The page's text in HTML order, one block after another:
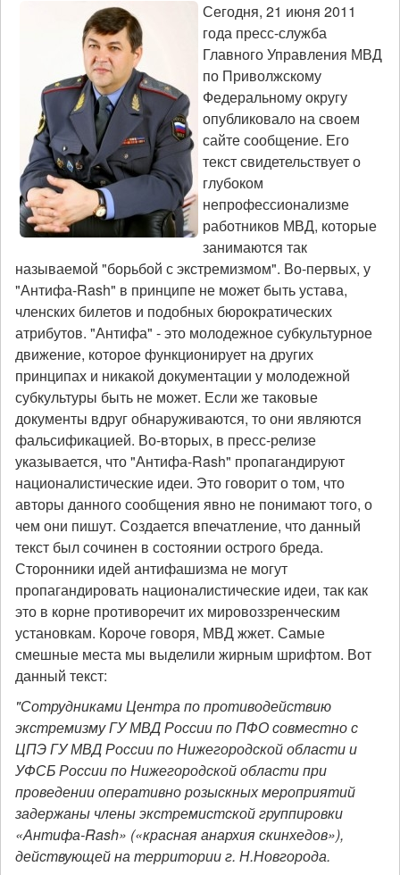
Сегодня, 21 июня 2011
года пресс-служба
Главного Управления МВД
по Приволжскому
Федеральному округу
опубликовало на своем
сайте сообщение. Его
текст свидетельствует о
глубоком
непрофессионализме
работников МВД, которые
занимаются так
называемой "борьбой с экстремизмом". Во-первых, у
"Антифа-Rash" в принципе не может быть устава,
членских билетов и подобных бюрократических
атрибутов. "Антифа" - это молодежное субкультурное
движение, которое функционирует на других
принципах и никакой документации у молодежной
субкультуры быть не может. Если же таковые
документы вдруг обнаруживаются, то они являются
фальсификацией. Во-вторых, в пресс-релизе
указывается, что "Антифа-Rash" пропагандируют
националистические идеи. Это говорит о том, что
авторы данного сообщения явно не понимают того, о
чем они пишут. Создается впечатление, что данный
текст был сочинен в состоянии острого бреда.
Сторонники идей антифашизма не могут
пропагандировать националистические идеи, так как
это в корне противоречит их мировоззренческим
установкам. Короче говоря, МВД жжет. Самые
смешные места мы выделили жирным шрифтом. Вот
данный текст:
"Сотрудниками Центра по противодействию
экстремизму ГУ МВД России по ПФО совместно с
ЦПЭ ГУ МВД России по Нижегородской области и
УФСБ России по Нижегородской области при
проведении оперативно розыскных мероприятий
задержаны члены экстремистской группировки
«Антифа-Rash» («красная анархия скинхедов»),
действующей на территории г. Н.Новгорода.